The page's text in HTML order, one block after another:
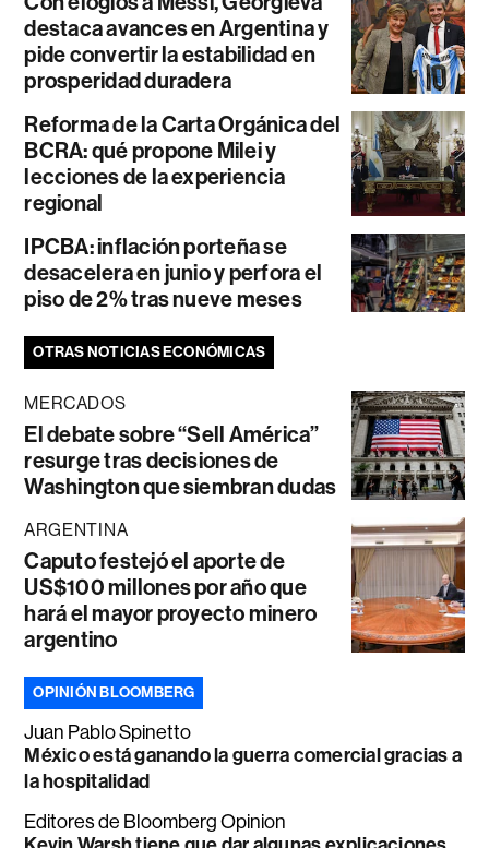
destaca avances en Argentina y
pide convertir la estabilidad en
prosperidad duradera
Reforma de la Carta Orgánica del
BCRA: qué propone Milei y
lecciones de la experiencia
regional
IPCBA: inflación porteña se
desacelera en junio y perfora el
piso de 2% tras nueve meses
OTRAS NOTICIAS ECONÓMICAS
MERCADOS
El debate sobre “Sell América”
resurge tras decisiones de
Washington que siembran dudas
ARGENTINA
Caputo festejó el aporte de
US$100 millones por año que
hará el mayor proyecto minero
argentino
OPINIÓN BLOOMBERG
Juan Pablo Spinetto
México está ganando la guerra comercial gracias a
la hospitalidad
Editores de Bloomberg Opinion